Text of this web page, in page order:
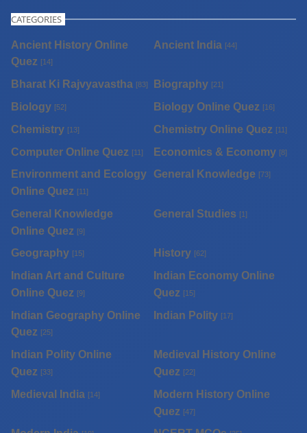
CATEGORIES
Ancient History Online
Quez [14]
Ancient India [44]
Bharat Ki Rajvyavastha [83] Biography [21]
Biology [52] Biology Online Quez [16]
Chemistry [13] Chemistry Online Quez [11]
Computer Online Quez [11] Economics & Economy [8]
Environment and Ecology
Online Quez [11]
General Knowledge [73]
General Knowledge
Online Quez [9]
General Studies [1]
Geography [15] History [62]
Indian Art and Culture
Online Quez [9]
Indian Economy Online
Quez [15]
Indian Geography Online
Quez [25]
Indian Polity [17]
Indian Polity Online
Quez [33]
Medieval History Online
Quez [22]
Medieval India [14]
Modern History Online
Quez [47]